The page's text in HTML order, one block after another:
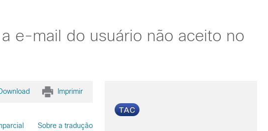
e-mail do usuário não aceito no
Imprimir
Sobre a tradução